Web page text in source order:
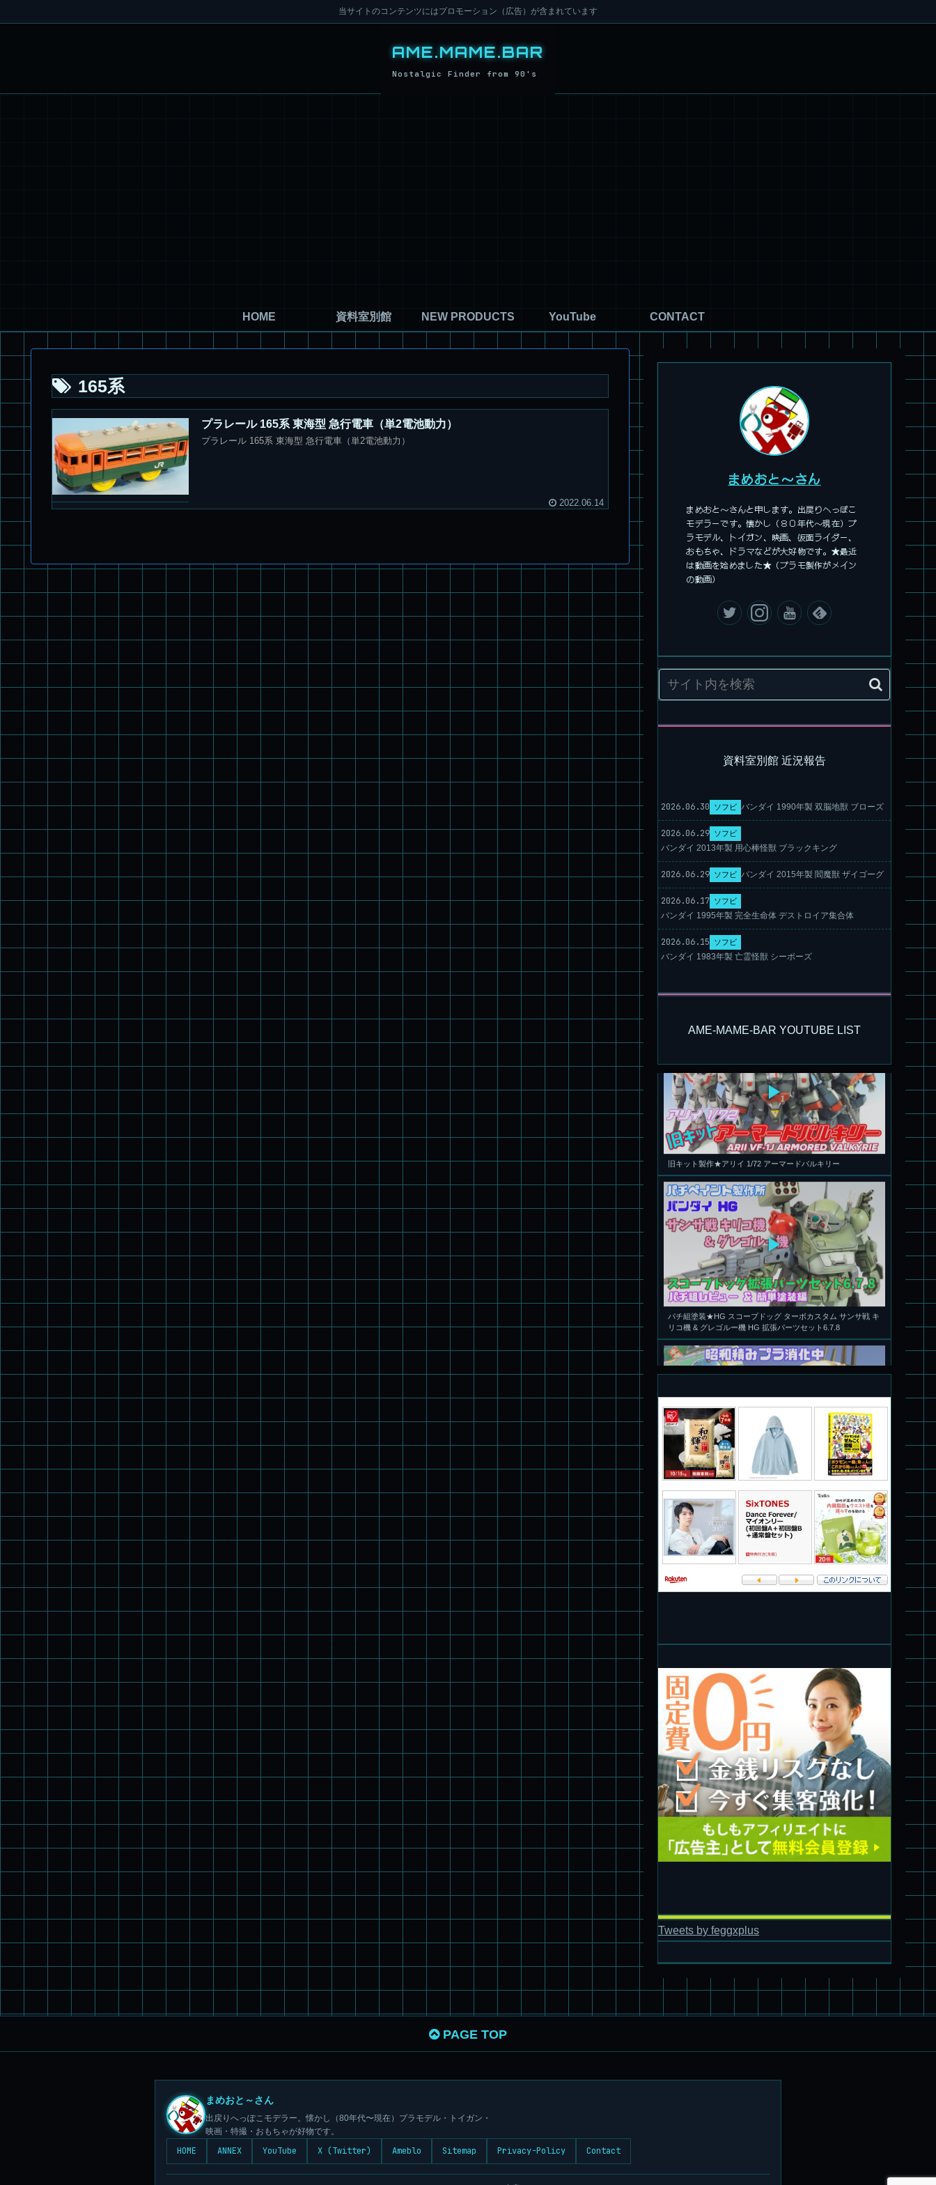
当サイトのコンテンツにはプロモーション（広告）が含まれています
HOME 資料室別館 NEW PRODUCTS YouTube CONTACT
165系
プラレール 165系 東海型 急行電車（単2電池動力）
プラレール 165系 東海型 急行電車（単2電池動力）
2022.06.14
まめおと～さん
まめおと～さんと申します。出戻りへっぽこ
モデラーです。懐かし（８０年代～現在）プ
ラモデル、トイガン、映画、仮面ライダー、
おもちゃ、ドラマなどが大好物です。★最近
は動画を始めました★（プラモ製作がメイン
の動画）
資料室別館 近況報告
2026.06.30 ソフビ バンダイ 1990年製 双脳地獣 ブローズ
2026.06.29 ソフビ
バンダイ 2013年製 用心棒怪獣 ブラックキング
2026.06.29 ソフビ バンダイ 2015年製 閻魔獣 ザイゴーグ
2026.06.17 ソフビ
バンダイ 1995年製 完全生命体 デストロイア集合体
2026.06.15 ソフビ
バンダイ 1983年製 亡霊怪獣 シーボーズ
AME-MAME-BAR YOUTUBE LIST
旧キット製作★アオシマ ロボダッチ モビルZ
旧キット製作★アリイ 1/72 アーマードバルキリー
パチ組塗装★HG スコープドッグ ターボカスタム サンサ戦 キ
リコ機 & グレゴルー機 HG 拡張パーツセット6.7.8
旧キット製作★本家SDマクロス バルキリーVF-1S
パチ組★WAVE 1/35 マーシィドッグ & ストライクドッグ
旧キット製作★アオシマ ロボダッチ モビルタマゴロー
ブルーティッシュドッグ &
Tweets by feggxplus
PAGE TOP
まめおと～さん
出戻りへっぽこモデラー。懐かし（80年代〜現在）プラモデル・トイガン・
映画・特撮・おもちゃが好物です。
HOME ANNEX YouTube X (Twitter) Ameblo Sitemap Privacy-Policy Contact